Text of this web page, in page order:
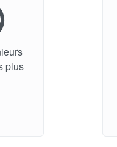
plus